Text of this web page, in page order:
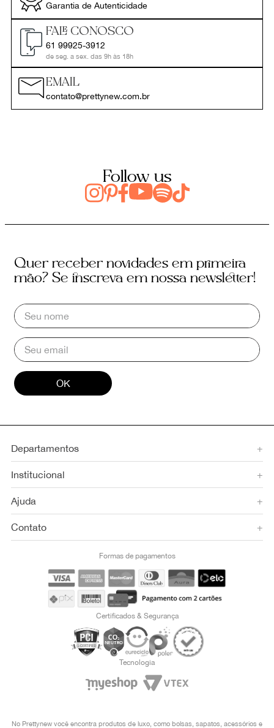
Garantia de Autenticidade
FALE CONOSCO
61 99925-3912
de seg. a sex. das 9h às 18h
EMAIL
contato@prettynew.com.br
Follow us
Quer receber novidades em primeira
mão? Se inscreva em nossa newsletter!
OK
Departamentos +
Institucional +
Ajuda +
Contato +
Formas de pagamentos
Certificados & Segurança
Tecnologia
No Prettynew você encontra produtos de luxo, como bolsas, sapatos, acessórios e